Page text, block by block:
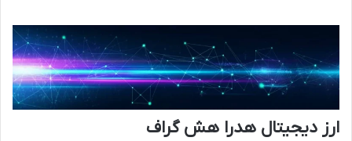
ارز دیجیتال هدرا هش گراف